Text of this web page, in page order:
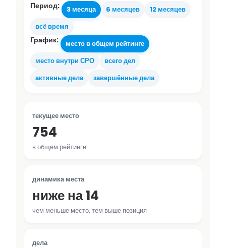
Период: 3 месяца 6 месяцев
12 месяцев
всё время
График:
место в общем рейтинге
место внутри СРО
всего дел
активные дела
завершённые дела
текущее место
754
в общем рейтинге
динамика места
ниже на 14
чем меньше место, тем выше позиция
дела